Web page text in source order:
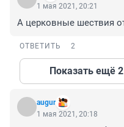
1 мая 2021, 20:21
А церковные шествия
ОТВЕТИТЬ 2
Показать ещё 2
augur
1 мая 2021, 20:18